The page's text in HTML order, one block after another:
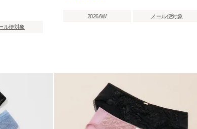
ル便対象
2026AW メール便対象